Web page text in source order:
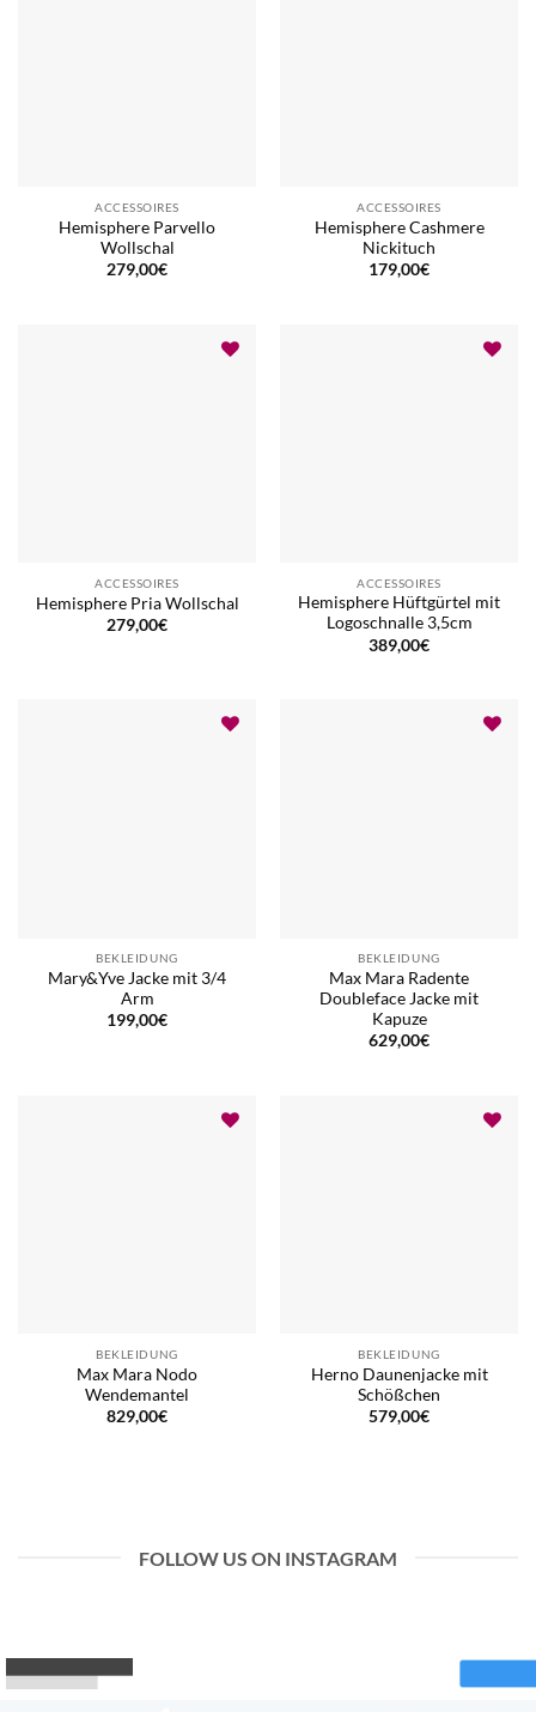
ACCESSOIRES
Hemisphere Parvello
Wollschal
279,00€
ACCESSOIRES
Hemisphere Cashmere
Nickituch
179,00€
ACCESSOIRES
Hemisphere Pria Wollschal
279,00€
ACCESSOIRES
Hemisphere Hüftgürtel mit
Logoschnalle 3,5cm
389,00€
BEKLEIDUNG
Mary&Yve Jacke mit 3/4
Arm
199,00€
BEKLEIDUNG
Max Mara Radente
Doubleface Jacke mit
Kapuze
629,00€
BEKLEIDUNG
Max Mara Nodo
Wendemantel
829,00€
BEKLEIDUNG
Herno Daunenjacke mit
Schößchen
579,00€
FOLLOW US ON INSTAGRAM